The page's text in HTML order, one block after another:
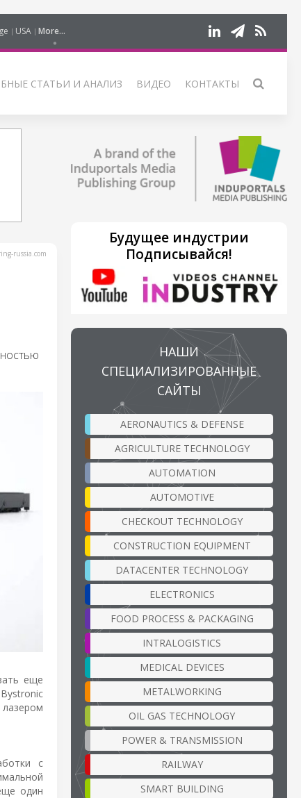
USA More...
СТАТЬИ И АНАЛИЗ ВИДЕО КОНТАКТЫ
russia.com
еще
с
один
Будущее индустрии
Подписывайся!
НАШИ
СПЕЦИАЛИЗИРОВАННЫЕ
САЙТЫ
AERONAUTICS & DEFENSE
AGRICULTURE TECHNOLOGY
AUTOMATION
AUTOMOTIVE
CHECKOUT TECHNOLOGY
CONSTRUCTION EQUIPMENT
DATACENTER TECHNOLOGY
ELECTRONICS
FOOD PROCESS & PACKAGING
INTRALOGISTICS
MEDICAL DEVICES
METALWORKING
OIL GAS TECHNOLOGY
POWER & TRANSMISSION
RAILWAY
SMART BUILDING